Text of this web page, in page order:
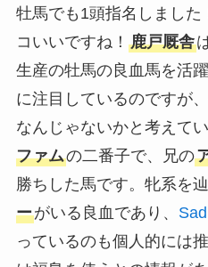
牡馬でも1頭指名しました
コいいですね！ 鹿戸厩舎
生産の牡馬の良血馬を活
に注目しているのですが
なんじゃないかと考えて
ファムの二番子で、兄の
勝ちした馬です。牝系を
ーがいる良血であり、
っているのも個人的には